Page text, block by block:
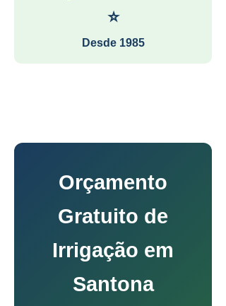
⭐
Desde 1985
Orçamento
Gratuito de
Irrigação em
Santona